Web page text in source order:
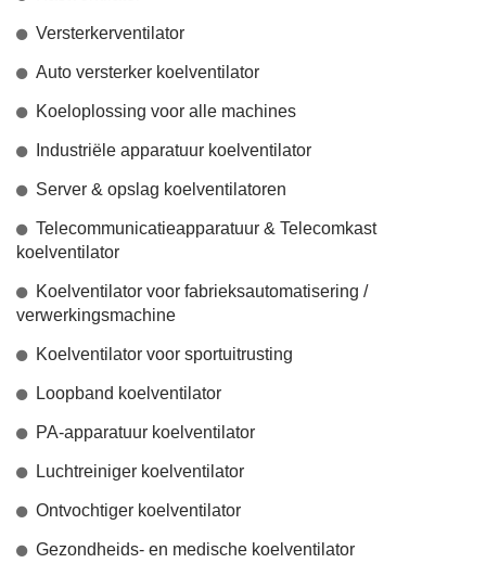
Versterkerventilator
Auto versterker koelventilator
Koeloplossing voor alle machines
Industriële apparatuur koelventilator
Server & opslag koelventilatoren
Telecommunicatieapparatuur & Telecomkast
koelventilator
Koelventilator voor fabrieksautomatisering /
verwerkingsmachine
Koelventilator voor sportuitrusting
Loopband koelventilator
PA-apparatuur koelventilator
Luchtreiniger koelventilator
Ontvochtiger koelventilator
Gezondheids- en medische koelventilator